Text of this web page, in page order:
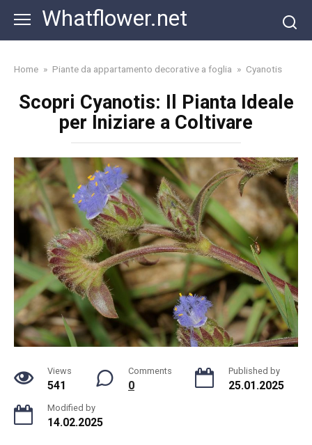
content
Whatflower.net
Home » Piante da appartamento decorative a foglia » Cyanotis
Scopri Cyanotis: Il Pianta Ideale
per Iniziare a Coltivare
Views
541
Comments
0
Published by
25.01.2025
Modified by
14.02.2025